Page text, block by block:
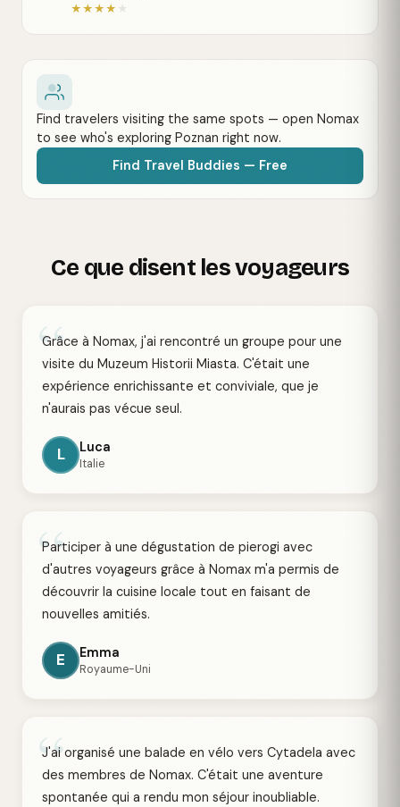
★★★★ ★
Find travelers visiting the same spots — open Nomax
to see who's exploring Poznan right now.
Find Travel Buddies — Free
Ce que disent les voyageurs
“
Grâce à Nomax, j'ai rencontré un groupe pour une
visite du Muzeum Historii Miasta. C'était une
expérience enrichissante et conviviale, que je
n'aurais pas vécue seul.
L Luca
Italie
“
Participer à une dégustation de pierogi avec
d'autres voyageurs grâce à Nomax m'a permis de
découvrir la cuisine locale tout en faisant de
nouvelles amitiés.
E Emma
Royaume-Uni
“
J'ai organisé une balade en vélo vers Cytadela avec
des membres de Nomax. C'était une aventure
spontanée qui a rendu mon séjour inoubliable.